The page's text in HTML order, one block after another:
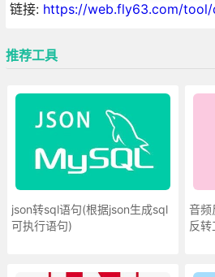
链接: https://web.fly63.com/
推荐工具
json转sql语句(根据json生成sql
可执行语句)
音频
反转